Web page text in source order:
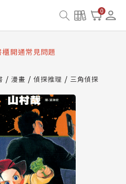
0
讀墨系統維護中，本站同步暫
閱讀資產合併與書櫃開通申請
櫃開通常見問題
讀墨系統維護中，本站同步暫
漫畫 偵探推理 三角偵探